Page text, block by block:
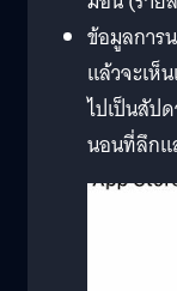
ข้อมูลการ
แล้วจะเห็
ไปเป็นสัป
นอนที่ลึกแ